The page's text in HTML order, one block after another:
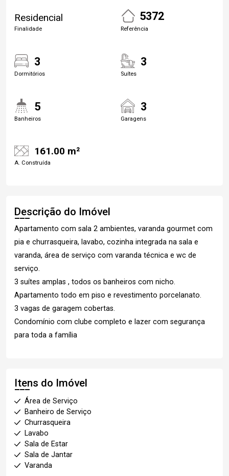
Residencial
Finalidade
5372
Referência
3
Dormitórios
3
Suítes
5
Banheiros
3
Garagens
161.00 m²
A. Construída
Descrição do Imóvel
Apartamento com sala 2 ambientes, varanda gourmet com
pia e churrasqueira, lavabo, cozinha integrada na sala e
varanda, área de serviço com varanda técnica e wc de
serviço.
3 suítes amplas , todos os banheiros com nicho.
Apartamento todo em piso e revestimento porcelanato.
3 vagas de garagem cobertas.
Condomínio com clube completo e lazer com segurança
para toda a família
Itens do Imóvel
Área de Serviço
Banheiro de Serviço
Churrasqueira
Lavabo
Sala de Estar
Sala de Jantar
Varanda